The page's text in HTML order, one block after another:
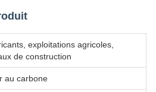
exploitations agricoles,
de construction
au carbone